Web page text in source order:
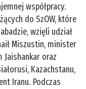
współpracy.
do SzOW, które
wzięli udział
Miszustin, minister
Jaishankar oraz
Kazachstanu,
Iranu. Podczas